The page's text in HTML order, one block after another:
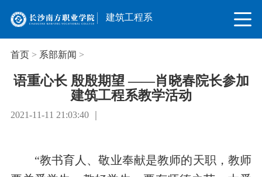
建筑工程系
首页> 系部新闻 >
语重心长 殷殷期望 ——肖晓春院长参加
建筑工程系教学活动
2021-11-11 21:03:40 ｜
“教书育人、敬业奉献是教师的天职，教师